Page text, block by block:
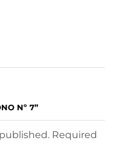
Nº 7”
Required